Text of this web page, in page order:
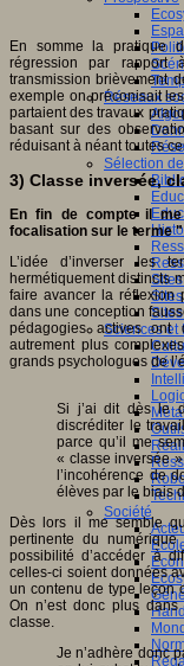
Réseaux
Sélection
Sciences et
Société
En somme la pratique
régression par rapport
transmission brièvement
exemple on préconisait
partaient des travaux
basant sur des
réduisant à néant toutes
3) Classe inversée,
En fin de compte il
focalisation sur le terme
L’idée d’inverser les
hermétiquement distincts
faire avancer la réflexion
dans une conception
pédagogies actives ont
autrement plus
grands psychologues de
Si j’ai dit dès le
discréditer le
parce qu’il me
« classe inversée
l’incohérence de
élèves par le biais
Dès lors il me semble
pertinente du
possibilité d’accéder à
celles-ci soient données
un contenu de type leçon
On n’est donc plus
classe.
Je n’adhère donc